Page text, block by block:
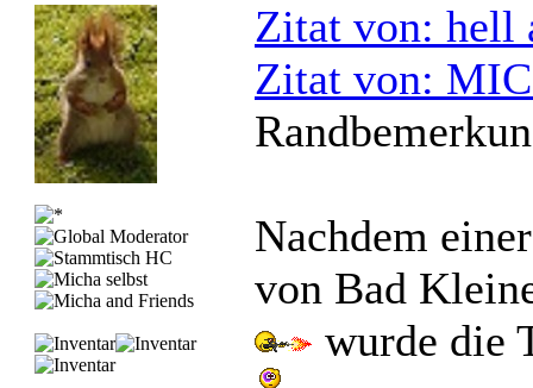
Zitat von: hell
Zitat von:
Nachdem
von Bad
wurde die